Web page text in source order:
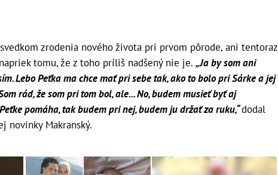
zrodenia nového života pri prvom pôrode, ani tentoraz
tomu, že z toho príliš nadšený nie je. „Ja by som ani
Lebo Peťka ma chce mať pri sebe tak, ako to bolo pri Sárke a jej
rád, že som pri tom bol, ale... No, budem musieť byť aj
pomáha, tak budem pri nej, budem ju držať za ruku,“dodal
novinky Makranský.